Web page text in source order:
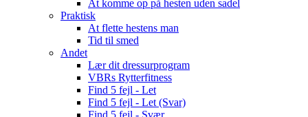
At komme op på hesten uden sadel
Praktisk
At flette hestens man
Tid til smed
Andet
Lær dit dressurprogram
VBRs Rytterfitness
Find 5 fejl - Let
Find 5 fejl - Let (Svar)
Find 5 fejl - Svær